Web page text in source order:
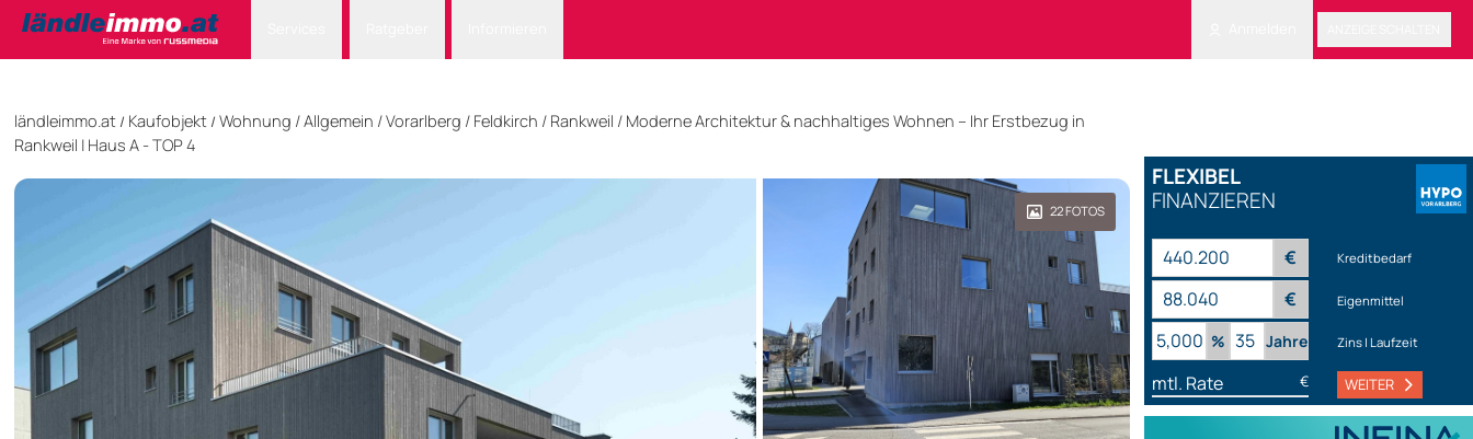
FLEXIBEL
FINANZIEREN
€ Kreditbedarf
€ Eigenmittel
% Jahre Zins | Laufzeit
mtl. Rate € WEITER
ländleimmo.at / Kaufobjekt / Wohnung /Allgemein /Vorarlberg / Feldkirch / Rankweil / Moderne Architektur & nachhaltiges Wohnen – Ihr Erstbezug in
Rankweil | Haus A - TOP 4
22FOTOS